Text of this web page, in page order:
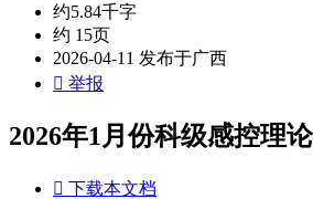
约5.84千字
约 15页
2026-04-11 发布于广西
 举报
2026年1月份科级感控理
 下载本文档